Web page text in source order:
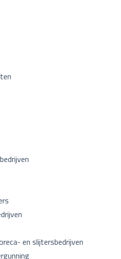
en slijtersbedrijven